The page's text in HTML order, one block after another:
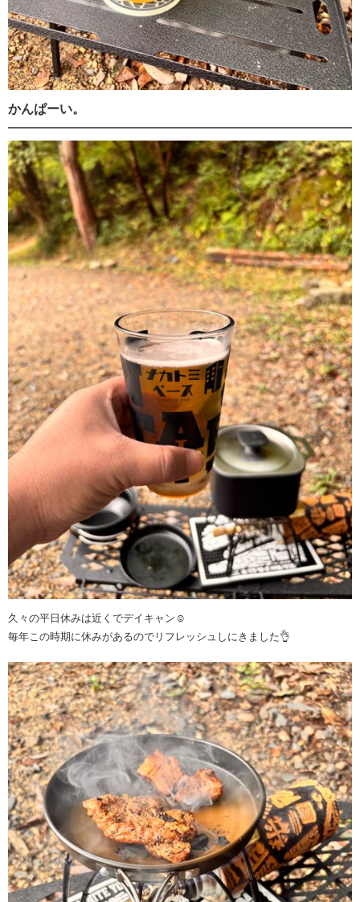
かんぱーい。
久々の平日休みは近くでデイキャン☺️
毎年この時期に休みがあるのでリフレッシュしにきました👌